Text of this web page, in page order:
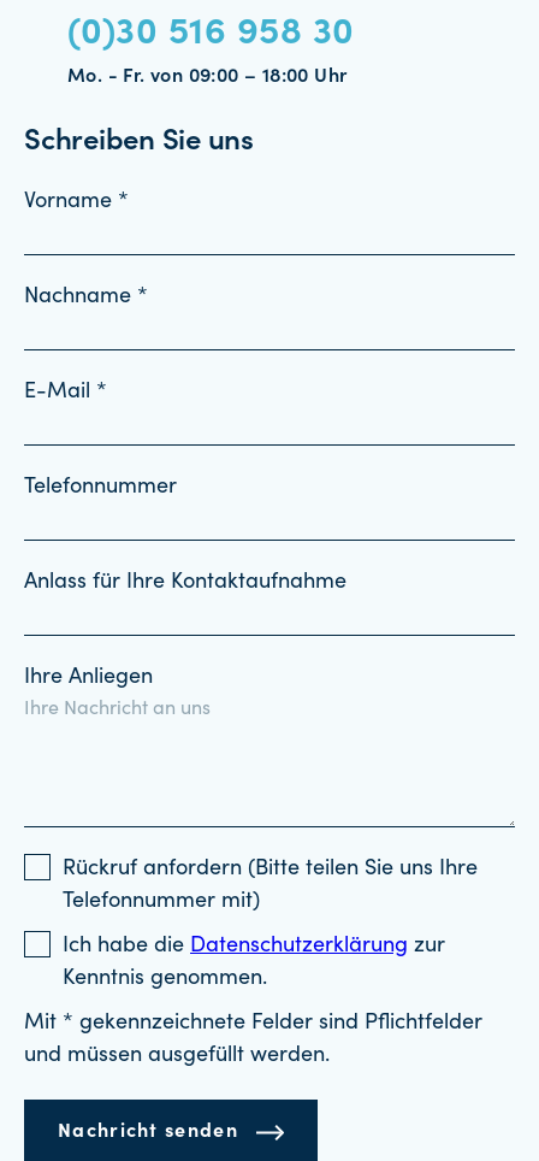
(0)30 516 958 30
Mo. - Fr. von 09:00 – 18:00 Uhr
Schreiben Sie uns
Vorname *
Nachname *
E-Mail *
Telefonnummer
Anlass für Ihre Kontaktaufnahme
Ihre Anliegen
Rückruf anfordern (Bitte teilen Sie uns Ihre
Telefonnummer mit)
Ich habe die Datenschutzerklärung zur
Kenntnis genommen.
Mit * gekennzeichnete Felder sind Pflichtfelder
und müssen ausgefüllt werden.
Nachricht senden